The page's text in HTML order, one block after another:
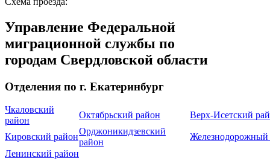
Управление Федеральной
миграционной службы по
городам Свердловской области
Отделения по г. Екатеринбург
Чкаловский
район
Октябрьский район Верх-Исетский
Кировский район
Орджоникидзевский
район
Железнодорожный
Ленинский район